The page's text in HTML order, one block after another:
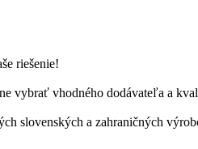
riešenie!
vybrať vhodného dodávateľa a
slovenských a zahraničných